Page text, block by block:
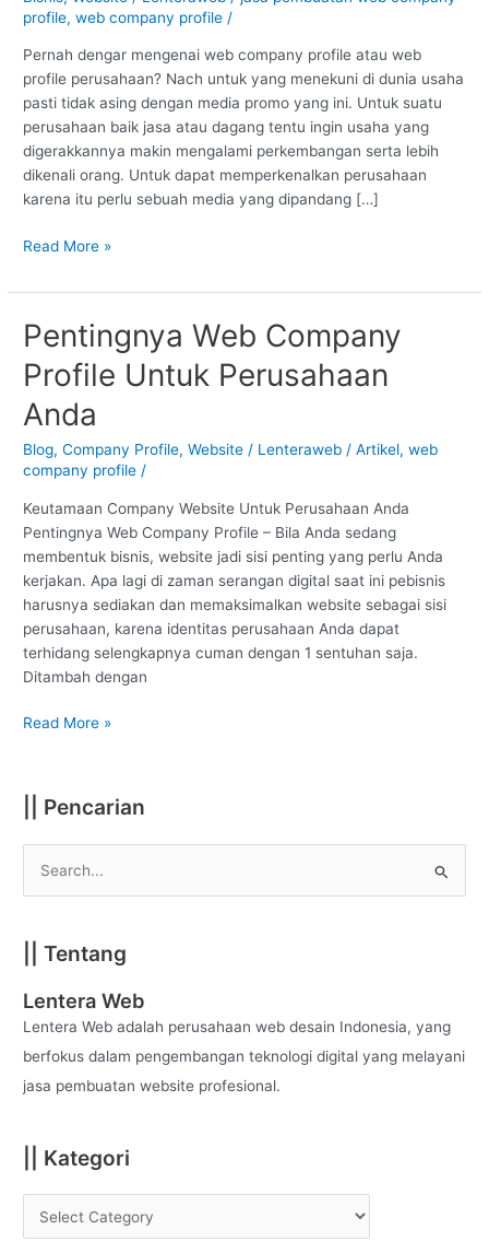
profile,web company profile /
Pernah dengar mengenai web company profile atau web
profile perusahaan? Nach untuk yang menekuni di dunia usaha
pasti tidak asing dengan media promo yang ini. Untuk suatu
perusahaan baik jasa atau dagang tentu ingin usaha yang
digerakkannya makin mengalami perkembangan serta lebih
dikenali orang. Untuk dapat memperkenalkan perusahaan
karena itu perlu sebuah media yang dipandang […]
Read More »
Pentingnya Web Company
Profile Untuk Perusahaan
Anda
Blog,Company Profile,Website / Lenteraweb/Artikel,web
company profile /
Keutamaan Company Website Untuk Perusahaan Anda
Pentingnya Web Company Profile – Bila Anda sedang
membentuk bisnis, website jadi sisi penting yang perlu Anda
kerjakan. Apa lagi di zaman serangan digital saat ini pebisnis
harusnya sediakan dan memaksimalkan website sebagai sisi
perusahaan, karena identitas perusahaan Anda dapat
terhidang selengkapnya cuman dengan 1 sentuhan saja.
Ditambah dengan
Pentingnya
Web
Company
Profile
Untuk
Perusahaan
Anda
Read More »
|| Pencarian
r
c
h
f
o
|| Tentang
Lentera Web
Lentera Web adalah perusahaan web desain Indonesia, yang
berfokus dalam pengembangan teknologi digital yang melayani
jasa pembuatan website profesional.
|| Kategori